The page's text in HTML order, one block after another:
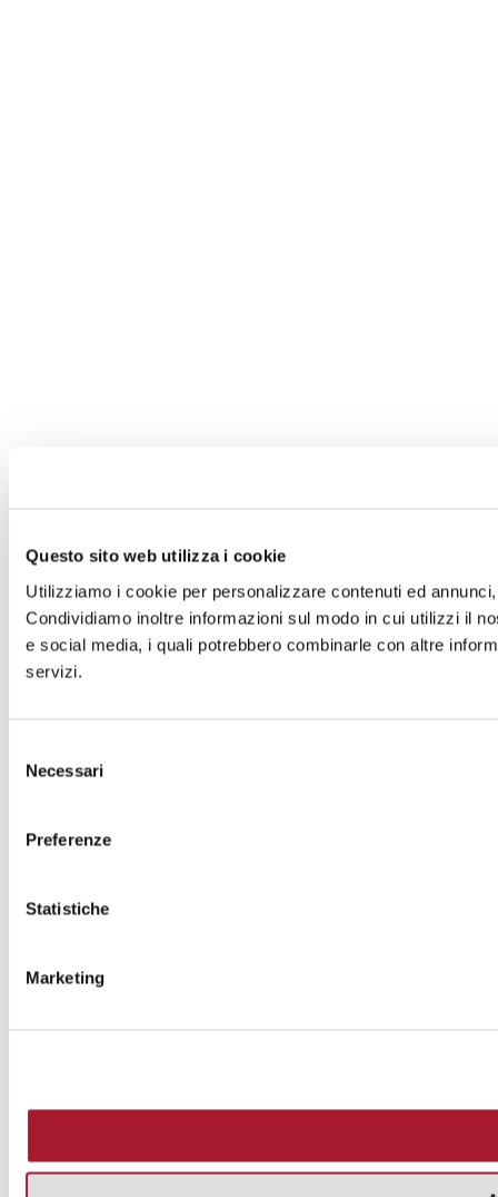
Questo sito web utilizza i cookie
Utilizziamo i cookie per personalizzare contenuti ed
Condividiamo inoltre informazioni sul modo in cui utilizzi il
e social media, i quali potrebbero combinarle con altre
servizi.
delNecessari
Preferenze
Statistiche
Marketing